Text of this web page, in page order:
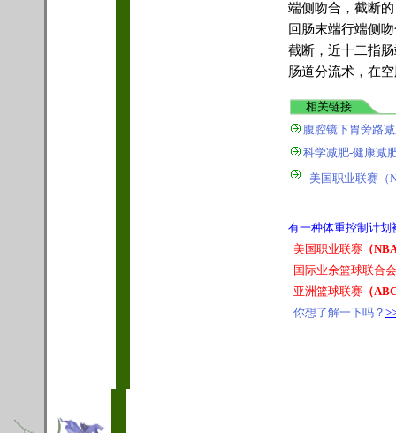
端侧吻合，截断
回肠末端行端侧
截断，近十二指
肠道分流术，在
相关链
腹腔镜下胃旁路
科学减肥-健康减
美国职业联赛（
有一种体重控制计划
美国职业联赛 （
国际业余篮球联合会
亚洲篮球联赛 （
你想了解一下吗？